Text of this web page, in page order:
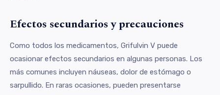
Efectos secundarios y precauciones
Como todos los medicamentos, Grifulvin V puede
ocasionar efectos secundarios en algunas personas. Los
más comunes incluyen náuseas, dolor de estómago o
sarpullido. En raras ocasiones, pueden presentarse